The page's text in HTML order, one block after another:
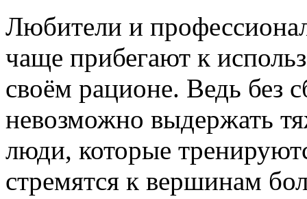
Любители и
чаще прибегают к
своём рационе. Ведь без
невозможно выдержать
люди, которые
стремятся к вершинам